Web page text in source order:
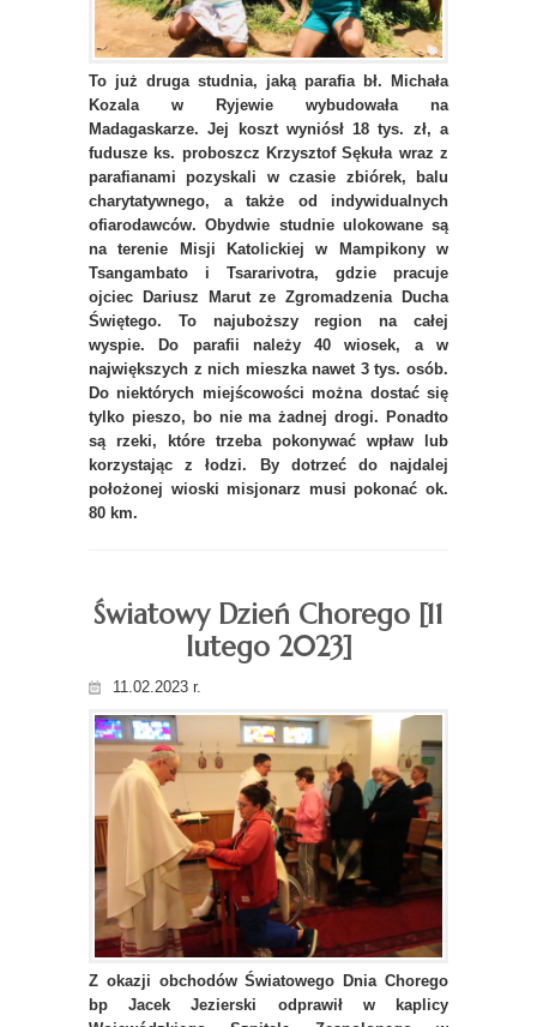
To już druga studnia, jaką parafia bł. Michała
Kozala w Ryjewie wybudowała na
Madagaskarze. Jej koszt wyniósł 18 tys. zł, a
fudusze ks. proboszcz Krzysztof Sękuła wraz z
parafianami pozyskali w czasie zbiórek, balu
charytatywnego, a także od indywidualnych
ofiarodawców. Obydwie studnie ulokowane są
na terenie Misji Katolickiej w Mampikony w
Tsangambato i Tsararivotra, gdzie pracuje
ojciec Dariusz Marut ze Zgromadzenia Ducha
Świętego. To najuboższy region na całej
wyspie. Do parafii należy 40 wiosek, a w
największych z nich mieszka nawet 3 tys. osób.
Do niektórych miejścowości można dostać się
tylko pieszo, bo nie ma żadnej drogi. Ponadto
są rzeki, które trzeba pokonywać wpław lub
korzystając z łodzi. By dotrzeć do najdalej
położonej wioski misjonarz musi pokonać ok.
80 km.
Światowy Dzień Chorego [11
lutego 2023]
11.02.2023 r.
Z okazji obchodów Światowego Dnia Chorego
bp Jacek Jezierski odprawił w kaplicy